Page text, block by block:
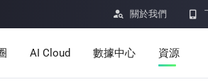
 關於我們 
AI Cloud 數據中心 資源